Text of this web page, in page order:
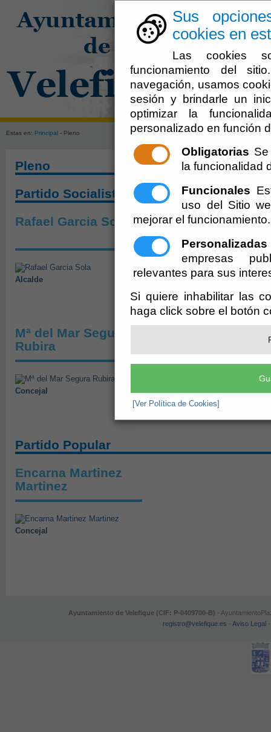
Sus
cookies en
Las cookies
funcionamiento del
navegación, usamos
sesión y brindarle un
optimizar la
personalizado en función
Obligatorias
la funcionalidad
Funcionales
uso del Sitio
mejorar el funcionamiento.
Personalizadas
empresas
relevantes para sus
Si quiere inhabilitar las
haga click sobre el botón
[Ver Política de Cookies]
El
Estas en: Principal - Pleno
Pleno
Partido Socialista Obrero Español
Rafael Garcia Sola
Alcalde
Mª del Mar Segura
Rubira
Concejal Concejal
Partido Popular
Encarna Martinez
Martinez
Concejal
Ayuntamiento de Velefique (CIF: P-0409700-B) -
registro@velefique.es -Aviso Legal